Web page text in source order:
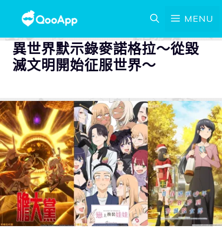
MENU
異世界默示錄麥諾格拉～從毀
滅文明開始征服世界～